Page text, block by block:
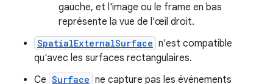
gauche, et l'image ou le frame en bas
représente la vue de l'œil droit.
SpatialExternalSurface n'est compatible
qu'avec les surfaces rectangulaires.
Ce Surface ne capture pas les événements